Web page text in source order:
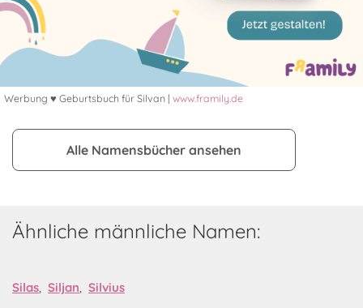
Werbung ♥ Geburtsbuch für Silvan | www.framily.de
Alle Namensbücher ansehen
Ähnliche männliche Namen:
Silas, Siljan, Silvius